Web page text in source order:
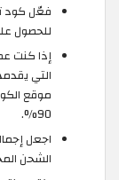
فعّل كود
للحصول
إذا كنت
التي
موقع
90%.
الشحن